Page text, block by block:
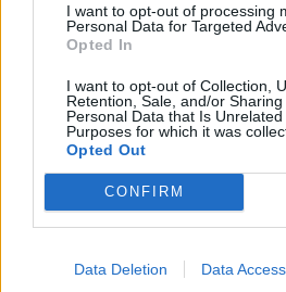
I want to opt-out of processing
Personal Data for Targeted
Opted In
I want to opt-out of Collection,
Retention, Sale, and/or
Personal Data that Is
Purposes for which it was
Opted Out
CONFIRM
Data Deletion Data Access
Η αποξένωση της σύγχρονης ζωής
μοναξιά, αλλά και από την απουσία
πραγματικά να ακούσουν χωρίς να